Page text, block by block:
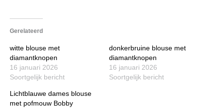
Gerelateerd
witte blouse met
diamantknopen
16 januari 2026
Soortgelijk bericht
donkerbruine blouse met
diamantknopen
16 januari 2026
Soortgelijk bericht
Lichtblauwe dames blouse
met pofmouw Bobby